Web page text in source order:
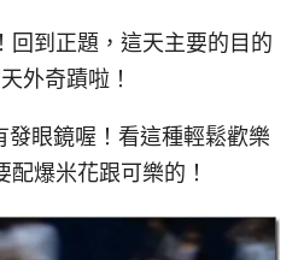
回到正題，這天主要的目的
外奇蹟啦！
發眼鏡喔！看這種輕鬆歡樂
配爆米花跟可樂的！